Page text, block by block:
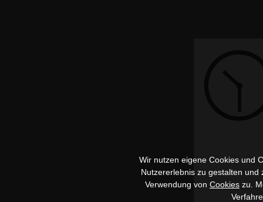
Wir nutzen eigene Cookies und
Nutzererlebnis zu gestalten
Verwendung von Cookies zu.